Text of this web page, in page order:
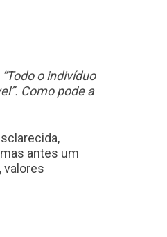
o indivíduo
Como pode a
mas antes um
valores